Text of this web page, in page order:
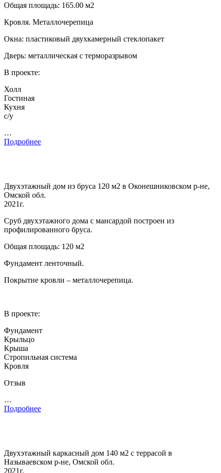
Общая площадь: 165.00 м2
Кровля. Металлочерепица
Окна: пластиковый двухкамерный стеклопакет
Дверь: металлическая с терморазрывом
В проекте:
Холл
Гостиная
Кухня
с/у
…
Подробнее
Двухэтажный дом из бруса 120 м2 в Оконешниковском р-не,
Омской обл.
2021г.
Сруб двухэтажного дома с мансардой построен из
профилированного бруса.
Общая площадь: 120 м2
Фундамент ленточный.
Покрытие кровли – металлочерепица.
В проекте:
Фундамент
Крыльцо
Крыша
Стропильная система
Кровля
Отзыв
…
Подробнее
Двухэтажный каркасный дом 140 м2 с террасой в
Называевском р-не, Омской обл.
2021г.